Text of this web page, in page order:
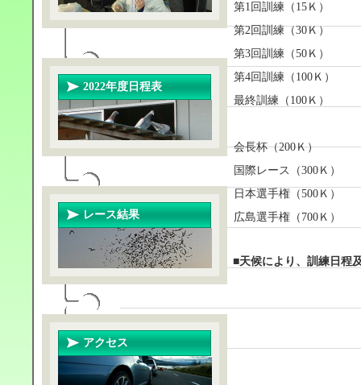
第1回訓練（15Ｋ）
第2回訓練（30Ｋ）
第3回訓練（50Ｋ）
第4回訓練（100Ｋ）
最終訓練（100Ｋ）
会長杯（200Ｋ）
国際レース（300Ｋ）
日本選手権（500Ｋ）
広島選手権（700Ｋ）
■天候により、訓練日程
2022年度日程表
レース結果
アクセス